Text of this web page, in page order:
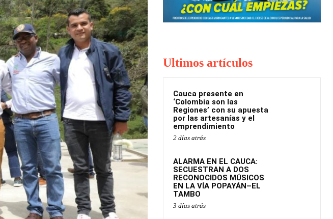
Ultimos artículos
Cauca presente en
‘Colombia son las
Regiones’ con su apuesta
por las artesanías y el
emprendimiento
2 días atrás
ALARMA EN EL CAUCA:
SECUESTRAN A DOS
RECONOCIDOS MÚSICOS
EN LA VÍA POPAYÁN–EL
TAMBO
3 días atrás